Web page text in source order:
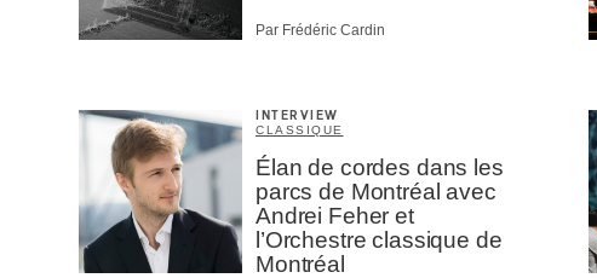
Par Frédéric Cardin
INTERVIEW
CLASSIQUE
Élan de cordes dans les
parcs de Montréal avec
Andrei Feher et
l’Orchestre classique de
Montréal